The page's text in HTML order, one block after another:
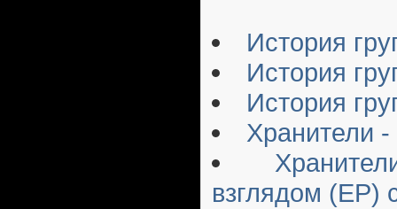
История
История
История
Хранители
взглядом (EP)